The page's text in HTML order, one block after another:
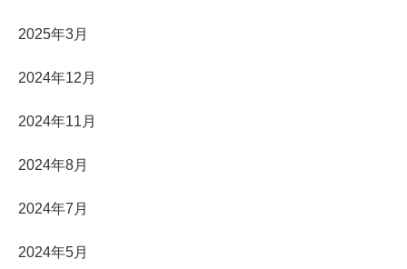
2025年3月
2024年12月
2024年11月
2024年8月
2024年7月
2024年5月